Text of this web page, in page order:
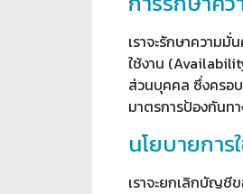
เราจะรักษาควา
ใช้งาน
ส่วนบุคคล ซึ่งครอ
มาตรการป้องกันท
นโยบายการ
เราจะยกเลิกบัญชี